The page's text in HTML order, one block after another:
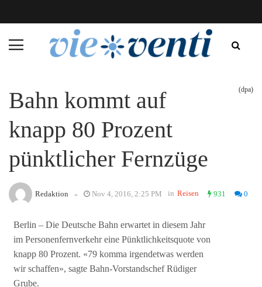
Bahn kommt auf
knapp 80 Prozent
pünktlicher Fernzüge
(dpa)
Redaktion - Nov 4, 2016, 2:25 PM in Reisen 931 0
Berlin – Die Deutsche Bahn erwartet in diesem Jahr
im Personenfernverkehr eine Pünktlichkeitsquote von
knapp 80 Prozent. «79 komma irgendetwas werden
wir schaffen», sagte Bahn-Vorstandschef Rüdiger
Grube.